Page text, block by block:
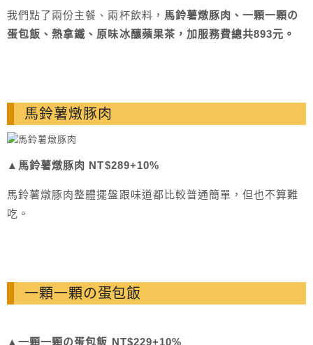
我們點了兩份主餐、兩杯飲料， 馬鈴薯燉豚肉、一顆一顆の
蛋包飯、熱拿鐵、原味冰釀蘋果茶，加服務費總共893元。
馬鈴薯燉豚肉
▲ 馬鈴薯燉豚肉 NT$289+10%
馬鈴薯燉豚肉整體擺盤跟味道都比較普通簡單，但也不算難
吃。
一顆一顆の蛋包飯
▲一顆一顆の蛋包飯 NT$229+10%